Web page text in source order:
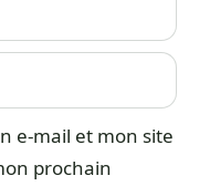
e-mail et mon site
prochain